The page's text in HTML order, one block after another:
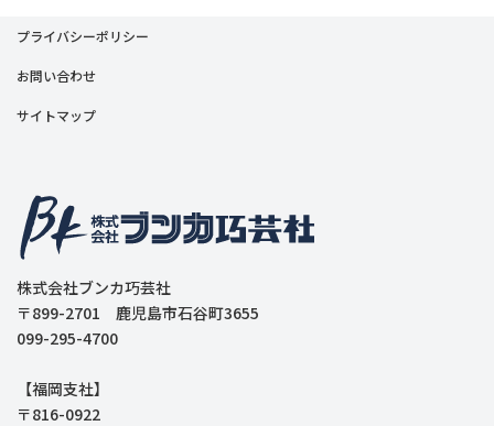
プライバシーポリシー
お問い合わせ
サイトマップ
株式会社ブンカ巧芸社
〒899-2701 鹿児島市石谷町3655
099-295-4700
【福岡支社】
〒816-0922